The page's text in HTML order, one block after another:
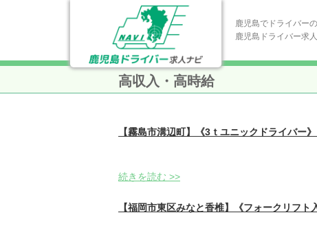
鹿児島でドライバー
鹿児島ドライバー求
高収入・高時給
【霧島市溝辺町】《3ｔユニックドライバ
続きを読む >>
【福岡市東区みなと香椎】《フォークリフ